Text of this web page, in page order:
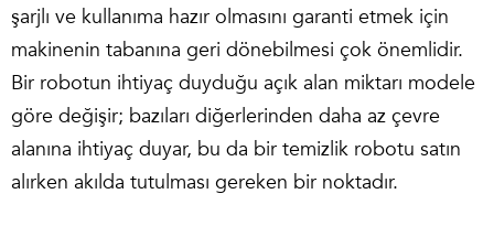
şarjlı ve kullanıma hazır olmasını garanti etmek için
makinenin tabanına geri dönebilmesi çok önemlidir.
Bir robotun ihtiyaç duyduğu açık alan miktarı modele
göre değişir; bazıları diğerlerinden daha az çevre
alanına ihtiyaç duyar, bu da bir temizlik robotu satın
alırken akılda tutulması gereken bir noktadır.